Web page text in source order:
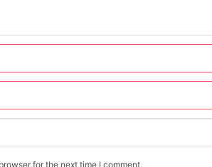
for the next time I comment.